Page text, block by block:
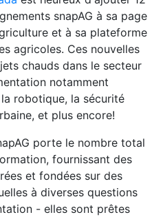
snapAG à sa page
et à sa plateforme
agricoles. Ces nouvelles
chauds dans le secteur
notamment
robotique, la sécurité
et plus encore!
porte le nombre total
fournissant des
et fondées sur des
à diverses questions
- elles sont prêtes